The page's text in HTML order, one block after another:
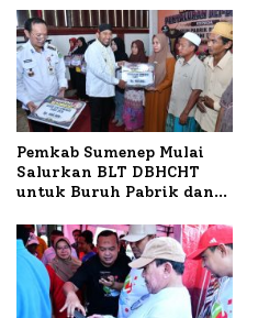
Terbakar
Pemkab Sumenep Mulai
Salurkan BLT DBHCHT
untuk Buruh Pabrik dan